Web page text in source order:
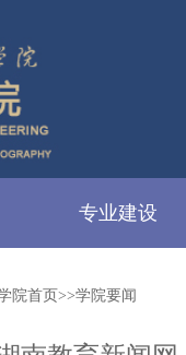
专业建设
院首页>>学院要闻